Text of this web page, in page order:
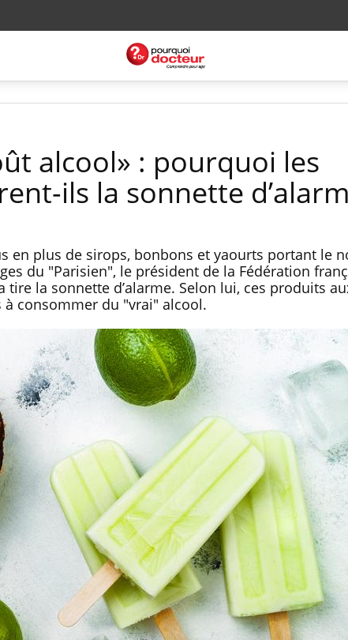
alcool» : pourquoi les
ils la sonnette
en plus de sirops, bonbons et yaourts portant le
du "Parisien", le président de la Fédération
tire la sonnette d’alarme. Selon lui, ces produits
consommer du "vrai" alcool.